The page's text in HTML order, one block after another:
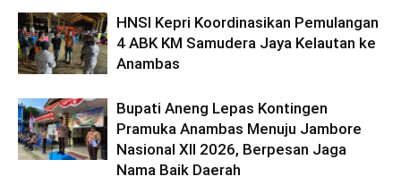
HNSI Kepri Koordinasikan Pemulangan
4 ABK KM Samudera Jaya Kelautan ke
Anambas
Bupati Aneng Lepas Kontingen
Pramuka Anambas Menuju Jambore
Nasional XII 2026, Berpesan Jaga
Nama Baik Daerah